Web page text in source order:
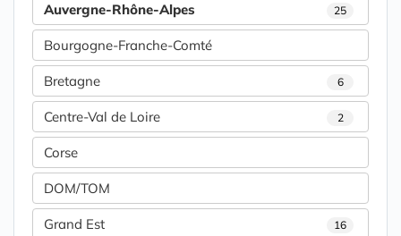
Auvergne-Rhône-Alpes 25
Bourgogne-Franche-Comté
Bretagne 6
Centre-Val de Loire 2
Corse
DOM/TOM
Grand Est 16